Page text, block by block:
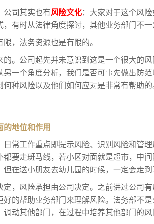
公司其实也有风险文化：大家对于这个风
有时从法律角度探讨，其他业务部门不
，法务资源也是有限的。
。公司起先并未意识到这是一个很大的
另一个角度分析，我们是否可事先做出防
何种风险以及他们如何应对是非常有帮助
的地位和作用
日常工作重点即提示风险、识别风险和管
都要走斑马线，若小区对面就是超市，中
在送小朋友去幼儿园的时候，一定会走
定，风险承担由公司决定。之前讲过公司
好的帮助业务部门来理解风险。法务部不
动其他部门，在过程中培养其他部门的风